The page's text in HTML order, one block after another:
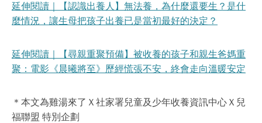
延伸閱讀｜【認識出養人】無法養，為什麼還要生？是什
麼情況，讓生母把孩子出養已是當初最好的決定？
延伸閱讀｜【尋親重聚預備】被收養的孩子和親生爸媽重
聚：電影《晨曦將至》歷經慌張不安，終會走向溫暖安定
＊本文為雞湯來了Ｘ社家署兒童及少年收養資訊中心Ｘ兒
福聯盟 特別企劃